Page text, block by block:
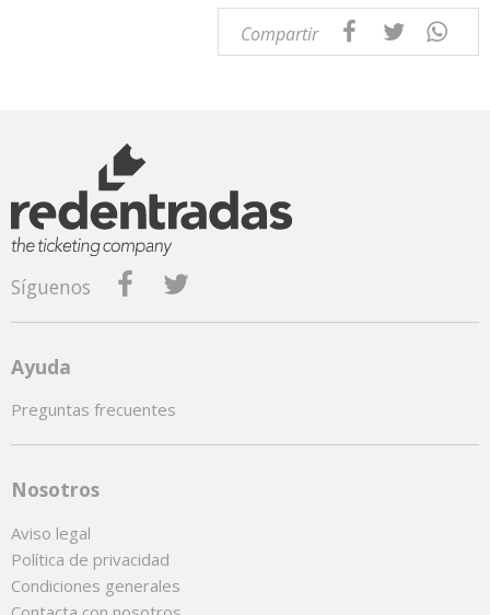
Compartir
Síguenos
Ayuda
Preguntas frecuentes
Nosotros
Aviso legal
Política de privacidad
Condiciones generales